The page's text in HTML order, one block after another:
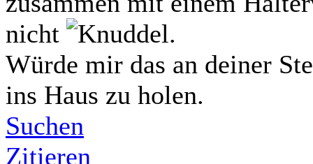
nicht
.
Würde mir das an deiner
ins Haus zu holen.
Suchen
Zitieren